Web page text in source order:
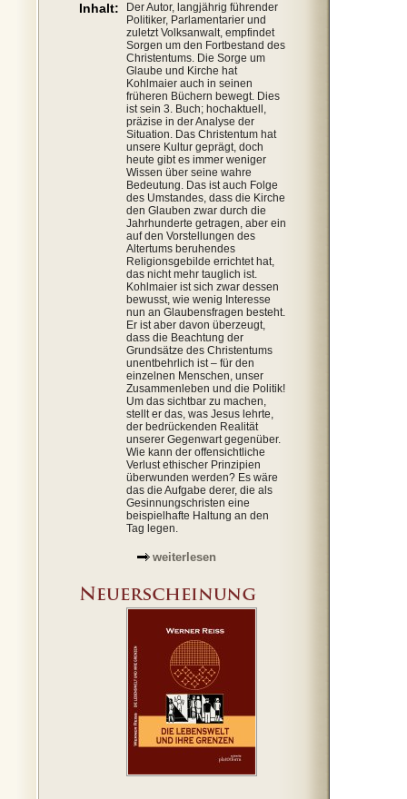
Inhalt:
Der Autor, langjährig führender
Politiker, Parlamentarier und
zuletzt Volksanwalt, empfindet
Sorgen um den Fortbestand des
Christentums. Die Sorge um
Glaube und Kirche hat
Kohlmaier auch in seinen
früheren Büchern bewegt. Dies
ist sein 3. Buch; hochaktuell,
präzise in der Analyse der
Situation. Das Christentum hat
unsere Kultur geprägt, doch
heute gibt es immer weniger
Wissen über seine wahre
Bedeutung. Das ist auch Folge
des Umstandes, dass die Kirche
den Glauben zwar durch die
Jahrhunderte getragen, aber ein
auf den Vorstellungen des
Altertums beruhendes
Religionsgebilde errichtet hat,
das nicht mehr tauglich ist.
Kohlmaier ist sich zwar dessen
bewusst, wie wenig Interesse
nun an Glaubensfragen besteht.
Er ist aber davon überzeugt,
dass die Beachtung der
Grundsätze des Christentums
unentbehrlich ist – für den
einzelnen Menschen, unser
Zusammenleben und die Politik!
Um das sichtbar zu machen,
stellt er das, was Jesus lehrte,
der bedrückenden Realität
unserer Gegenwart gegenüber.
Wie kann der offensichtliche
Verlust ethischer Prinzipien
überwunden werden? Es wäre
das die Aufgabe derer, die als
Gesinnungschristen eine
beispielhafte Haltung an den
Tag legen.
weiterlesen